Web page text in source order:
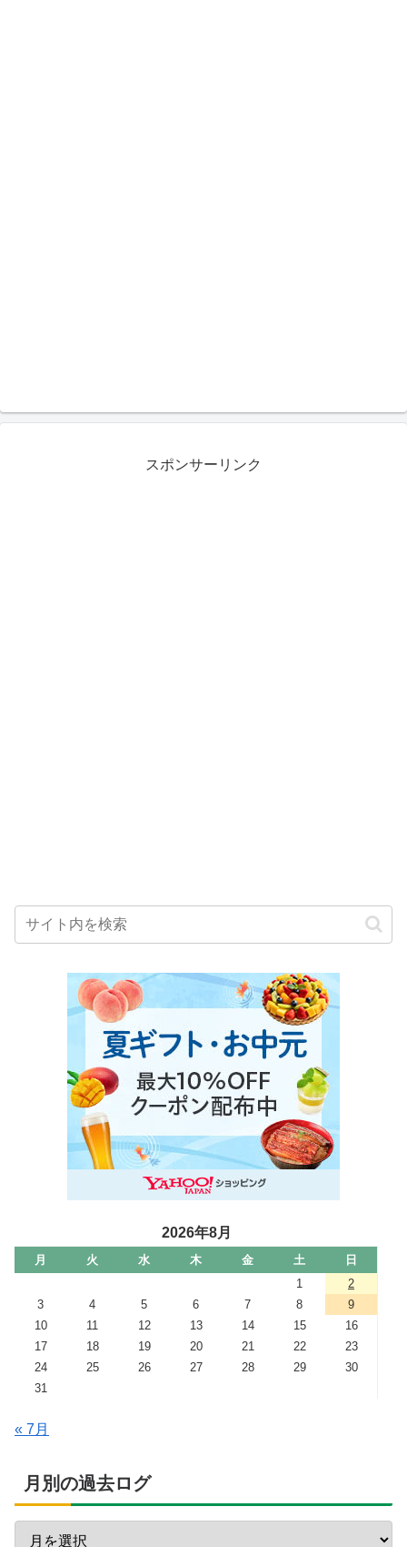
スポンサーリンク
2026年8月
月 火 水 木 金 土
日
1
2
3
4 5 6 7 8
9
10
11 12 13 14 15
16
17
18 19 20 21 22
23
24
25 26 27 28 29
30
31
« 7月
月別の過去ログ